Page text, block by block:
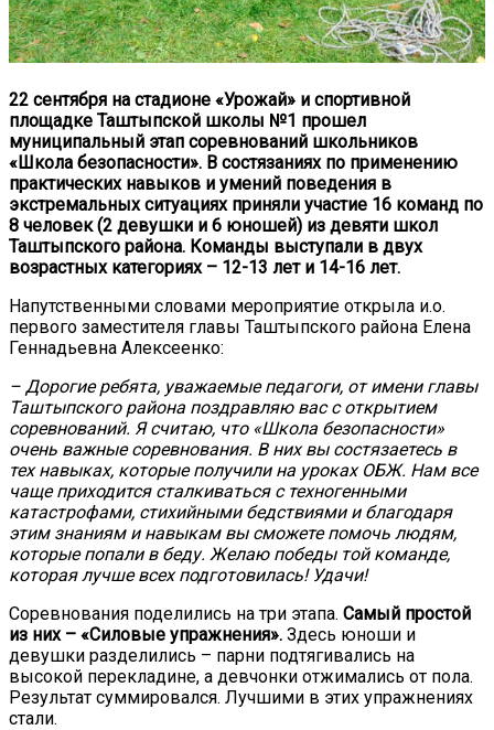
22 сентября на стадионе «Урожай» и спортивной
площадке Таштыпской школы №1 прошел
муниципальный этап соревнований школьников
«Школа безопасности». В состязаниях по применению
практических навыков и умений поведения в
экстремальных ситуациях приняли участие 16 команд по
8 человек (2 девушки и 6 юношей) из девяти школ
Таштыпского района. Команды выступали в двух
возрастных категориях – 12-13 лет и 14-16 лет.
Напутственными словами мероприятие открыла и.о.
первого заместителя главы Таштыпского района Елена
Геннадьевна Алексеенко:
– Дорогие ребята, уважаемые педагоги, от имени главы
Таштыпского района поздравляю вас с открытием
соревнований. Я считаю, что «Школа безопасности»
очень важные соревнования. В них вы состязаетесь в
тех навыках, которые получили на уроках ОБЖ. Нам все
чаще приходится сталкиваться с техногенными
катастрофами, стихийными бедствиями и благодаря
этим знаниям и навыкам вы сможете помочь людям,
которые попали в беду. Желаю победы той команде,
которая лучше всех подготовилась! Удачи!
Соревнования поделились на три этапа. Самый простой
из них – «Силовые упражнения». Здесь юноши и
девушки разделились – парни подтягивались на
высокой перекладине, а девчонки отжимались от пола.
Результат суммировался. Лучшими в этих упражнениях
стали.